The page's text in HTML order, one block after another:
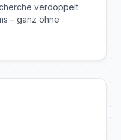
verdoppelt
– ganz ohne